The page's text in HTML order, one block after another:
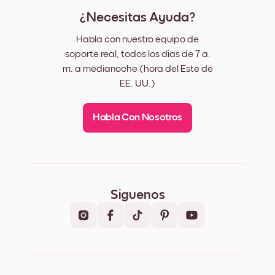
¿Necesitas Ayuda?
Habla con nuestro equipo de
soporte real, todos los días de 7 a.
m. a medianoche (hora del Este de
EE. UU.)
Habla Con Nosotros
Síguenos